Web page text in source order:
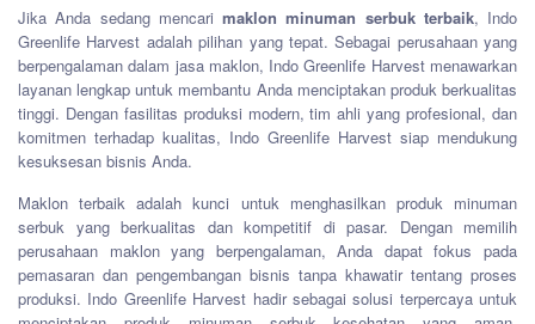
Jika Anda sedang mencari maklon minuman serbuk terbaik, Indo
Greenlife Harvest adalah pilihan yang tepat. Sebagai perusahaan yang
berpengalaman dalam jasa maklon, Indo Greenlife Harvest menawarkan
layanan lengkap untuk membantu Anda menciptakan produk berkualitas
tinggi. Dengan fasilitas produksi modern, tim ahli yang profesional, dan
komitmen terhadap kualitas, Indo Greenlife Harvest siap mendukung
kesuksesan bisnis Anda.
Maklon terbaik adalah kunci untuk menghasilkan produk minuman
serbuk yang berkualitas dan kompetitif di pasar. Dengan memilih
perusahaan maklon yang berpengalaman, Anda dapat fokus pada
pemasaran dan pengembangan bisnis tanpa khawatir tentang proses
produksi. Indo Greenlife Harvest hadir sebagai solusi terpercaya untuk